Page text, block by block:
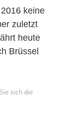
keine
zuletzt
heute
Brüssel
sich die